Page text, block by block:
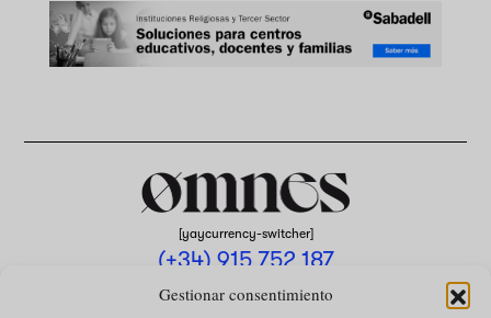
Gestionar consentimiento
[yaycurrency-switcher]
(+34) 915 752 187
omnes@omnesmag.com